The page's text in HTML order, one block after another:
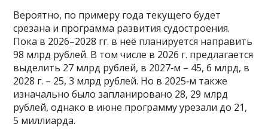
Вероятно, по примеру года текущего будет
срезана и программа развития судостроения.
Пока в 2026–2028 гг. в неё планируется направить
98 млрд рублей. В том числе в 2026 г. предлагается
выделить 27 млрд рублей, в 2027‑м – 45, 6 млрд, в
2028 г. – 25, 3 млрд рублей. Но в 2025‑м также
изначально было запланировано 28, 29 млрд
рублей, однако в июне программу урезали до 21,
5 миллиарда.